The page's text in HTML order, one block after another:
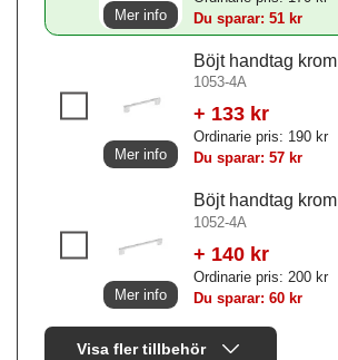
Du sparar: 51 kr
Mer info
Böjt handtag krom
1053-4A
+ 133 kr
Ordinarie pris: 190 kr
Du sparar: 57 kr
Mer info
Böjt handtag krom
1052-4A
+ 140 kr
Ordinarie pris: 200 kr
Du sparar: 60 kr
Mer info
Visa fler tillbehör